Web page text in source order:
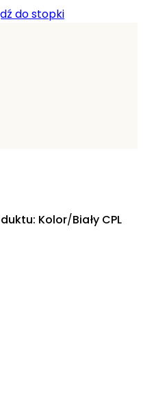
do stopki
Kolor/Biały CPL